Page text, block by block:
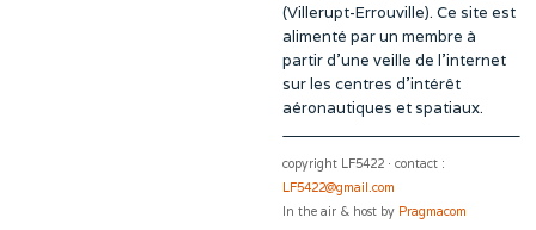
(Villerupt-Errouville). Ce site est
alimenté par un membre à
partir d’une veille de l’internet
sur les centres d’intérêt
aéronautiques et spatiaux.
copyright LF5422 · contact :
LF5422@gmail.com
In the air & host by Pragmacom